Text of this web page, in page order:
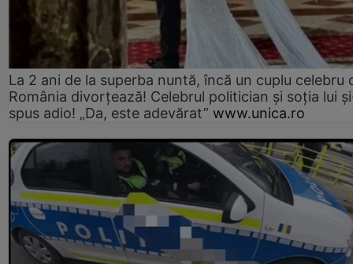
La 2 ani de la superba nuntă, încă un cuplu celebru
România divorțează! Celebrul politician și soția lui
spus adio! „Da, este adevărat” www.unica.ro